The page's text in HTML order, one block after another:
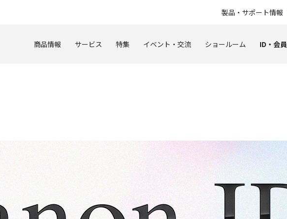
製品・サポート情報
商品情報 サービス 特集 イベント・交流 ショールーム ID・会員